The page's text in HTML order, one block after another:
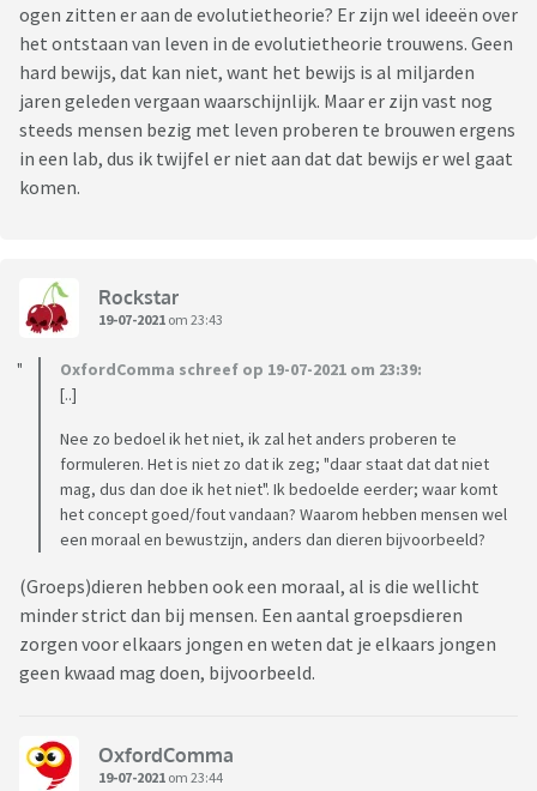
ogen zitten er aan de evolutietheorie? Er zijn wel ideeën over
het ontstaan van leven in de evolutietheorie trouwens. Geen
hard bewijs, dat kan niet, want het bewijs is al miljarden
jaren geleden vergaan waarschijnlijk. Maar er zijn vast nog
steeds mensen bezig met leven proberen te brouwen ergens
in een lab, dus ik twijfel er niet aan dat dat bewijs er wel gaat
komen.
Rockstar
19-07-2021 om 23:43
OxfordComma schreef op 19-07-2021 om 23:39:
[..]
Nee zo bedoel ik het niet, ik zal het anders proberen te
formuleren. Het is niet zo dat ik zeg; "daar staat dat dat niet
mag, dus dan doe ik het niet". Ik bedoelde eerder; waar komt
het concept goed/fout vandaan? Waarom hebben mensen wel
een moraal en bewustzijn, anders dan dieren bijvoorbeeld?
(Groeps)dieren hebben ook een moraal, al is die wellicht
minder strict dan bij mensen. Een aantal groepsdieren
zorgen voor elkaars jongen en weten dat je elkaars jongen
geen kwaad mag doen, bijvoorbeeld.
OxfordComma
19-07-2021 om 23:44